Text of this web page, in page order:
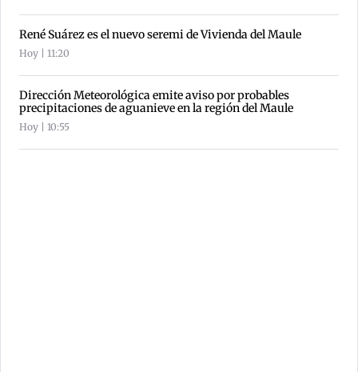
René Suárez es el nuevo seremi de Vivienda del Maule
Hoy | 11:20
Dirección Meteorológica emite aviso por probables
precipitaciones de aguanieve en la región del Maule
Hoy | 10:55